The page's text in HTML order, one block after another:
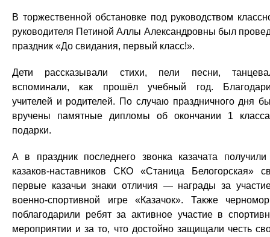
В торжественной обстановке под руководством
руководителя Петиной Аллы Александровны был
праздник «До свидания, первый класс!».
Дети рассказывали стихи, пели песни,
вспоминали, как прошёл учебный год.
учителей и родителей. По случаю праздничного дня
вручены памятные дипломы об окончании 1
подарки.
А в праздник последнего звонка казачата получили
казаков-наставников СКО «Станица Белогорская»
первые казачьи знаки отличия — награды за
военно-спортивной игре «Казачок». Также
поблагодарили ребят за активное участие в
мероприятии и за то, что достойно защищали честь